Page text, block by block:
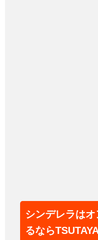
シンデレラは
るなら